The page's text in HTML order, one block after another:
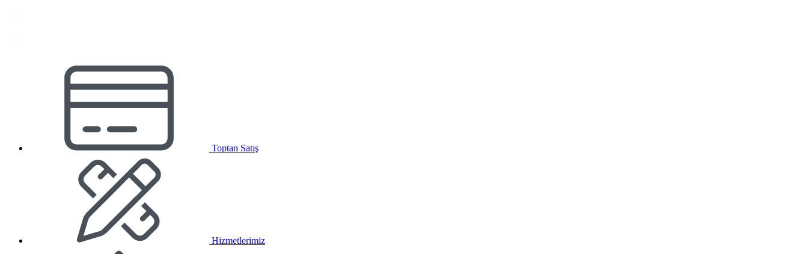
Toptan Satış
Hizmetlerimiz